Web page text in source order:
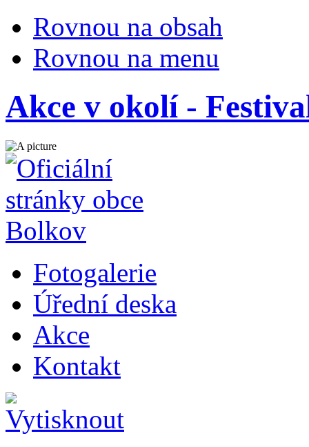
Rovnou na obsah
Rovnou na menu
Akce v okolí -
Fotogalerie
Úřední deska
Akce
Kontakt